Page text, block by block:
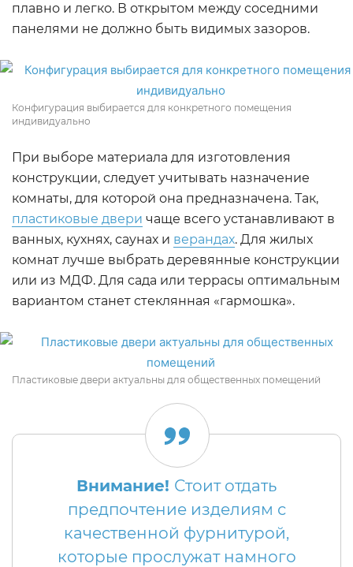
плавно и легко. В открытом между соседними
панелями не должно быть видимых зазоров.
Конфигурация выбирается для конкретного помещения
индивидуально
При выборе материала для изготовления
конструкции, следует учитывать назначение
комнаты, для которой она предназначена. Так,
пластиковые двери чаще всего устанавливают в
ванных, кухнях, саунах и верандах. Для жилых
комнат лучше выбрать деревянные конструкции
или из МДФ. Для сада или террасы оптимальным
вариантом станет стеклянная «гармошка».
Пластиковые двери актуальны для общественных помещений
Внимание! Стоит отдать
предпочтение изделиям с
качественной фурнитурой,
которые прослужат намного